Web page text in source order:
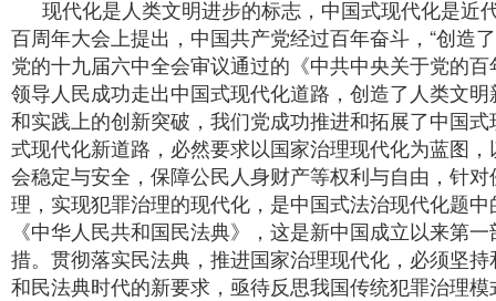
现代化是人类文明进步的标志，中国式现代化是
百周年大会上提出，中国共产党经过百年奋斗，“创造
党的十九届六中全会审议通过的《中共中央关于党的
领导人民成功走出中国式现代化道路，创造了人类文
和实践上的创新突破，我们党成功推进和拓展了中国
式现代化新道路，必然要求以国家治理现代化为蓝图
会稳定与安全，保障公民人身财产等权利与自由，针
理，实现犯罪治理的现代化，是中国式法治现代化题
《中华人民共和国民法典》，这是新中国成立以来第
措。贯彻落实民法典，推进国家治理现代化，必须坚
和民法典时代的新要求，亟待反思我国传统犯罪治理